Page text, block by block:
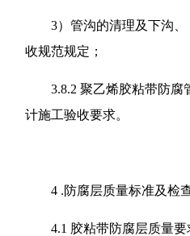
3）管沟的清理及下沟、
收规范规定；
3.8.2 聚乙烯胶粘带防腐
计施工验收要求。
4 .防腐层质量标准及检
4.1 胶粘带防腐层质量要